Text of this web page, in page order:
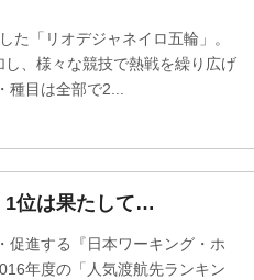
「リオデジャネイロ五輪」。
、様々な競技で熱戦を繰り広げ
種目は全部で2...
1位は果たして…
進する『日本ワーキング・ホ
年度の「人気渡航先ランキン